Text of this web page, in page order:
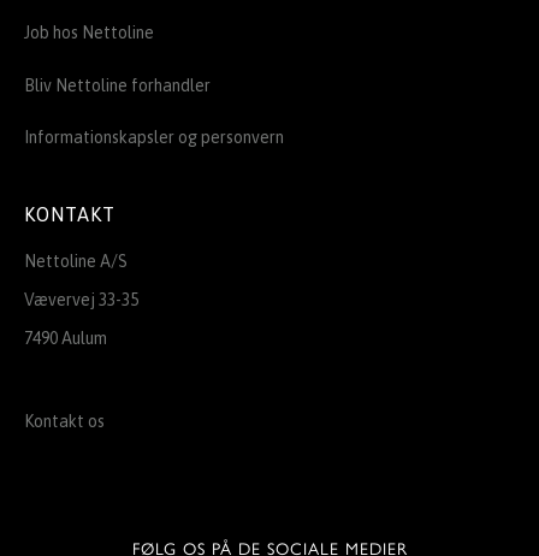
Job hos Nettoline
Bliv Nettoline forhandler
Informationskapsler og personvern
KONTAKT
Nettoline A/S
Vævervej 33-35
7490 Aulum
Kontakt os
FØLG OS PÅ DE SOCIALE MEDIER